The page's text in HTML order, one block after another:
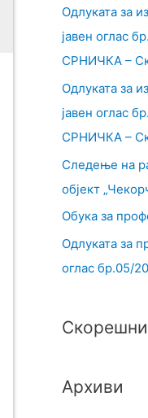
Одлуката за
јавен оглас
СРНИЧКА –
Одлуката за
јавен оглас
СРНИЧКА –
Следење на
објект
Обука за
Одлуката за
оглас бр.05/
Архиви